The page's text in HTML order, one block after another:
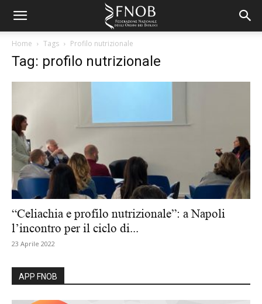
Home Tags Profilo nutrizionale
Tag: profilo nutrizionale
“Celiachia e profilo nutrizionale”: a Napoli
l’incontro per il ciclo di...
23 Aprile 2022
APP FNOB